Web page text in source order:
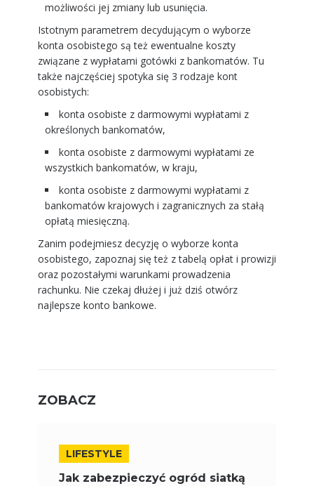
możliwości jej zmiany lub usunięcia.
Istotnym parametrem decydującym o wyborze
konta osobistego są też ewentualne koszty
związane z wypłatami gotówki z bankomatów. Tu
także najczęściej spotyka się 3 rodzaje kont
osobistych:
konta osobiste z darmowymi wypłatami z
określonych bankomatów,
konta osobiste z darmowymi wypłatami ze
wszystkich bankomatów, w kraju,
konta osobiste z darmowymi wypłatami z
bankomatów krajowych i zagranicznych za stałą
opłatą miesięczną.
Zanim podejmiesz decyzję o wyborze konta
osobistego, zapoznaj się też z tabelą opłat i prowizji
oraz pozostałymi warunkami prowadzenia
rachunku. Nie czekaj dłużej i już dziś otwórz
najlepsze konto bankowe.
ZOBACZ
LIFESTYLE
Jak zabezpieczyć ogród siatką